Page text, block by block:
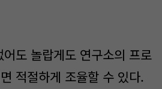
도 놀랍게도 연구소의 프로
적절하게 조율할 수 있다.